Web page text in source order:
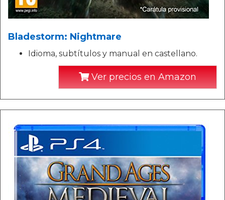
Bladestorm: Nightmare
Idioma, subtítulos y manual en castellano.
Ver precios en Amazon